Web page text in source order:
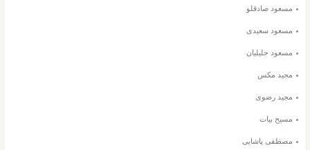
مسعود صادقلو
مسعود سعیدی
مسعود جلیلیان
مجید مکس
مجید رضوی
مسیح بیات
مصطفی پاشایی